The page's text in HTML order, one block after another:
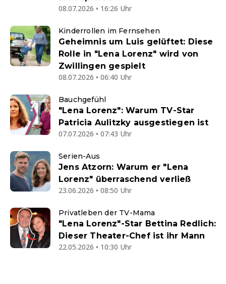
08.07.2026 • 16:26 Uhr
Kinderrollen im Fernsehen
Geheimnis um Luis gelüftet: Diese
Rolle in "Lena Lorenz" wird von
Zwillingen gespielt
08.07.2026 • 06:40 Uhr
Bauchgefühl
"Lena Lorenz": Warum TV-Star
Patricia Aulitzky ausgestiegen ist
07.07.2026 • 07:43 Uhr
Serien-Aus
Jens Atzorn: Warum er "Lena
Lorenz" überraschend verließ
23.06.2026 • 08:50 Uhr
Privatleben der TV-Mama
"Lena Lorenz"-Star Bettina Redlich:
Dieser Theater-Chef ist ihr Mann
22.05.2026 • 10:30 Uhr